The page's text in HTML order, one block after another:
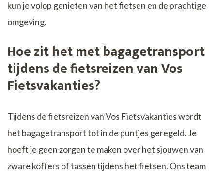
kun je volop genieten van het fietsen en de prachtige
omgeving.
Hoe zit het met bagagetransport
tijdens de fietsreizen van Vos
Fietsvakanties?
Tijdens de fietsreizen van Vos Fietsvakanties wordt
het bagagetransport tot in de puntjes geregeld. Je
hoeft je geen zorgen te maken over het sjouwen van
zware koffers of tassen tijdens het fietsen. Ons team